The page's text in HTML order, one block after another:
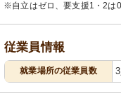
※自立はゼロ、要支援1・2は
従業員情報
就業場所の従業員数